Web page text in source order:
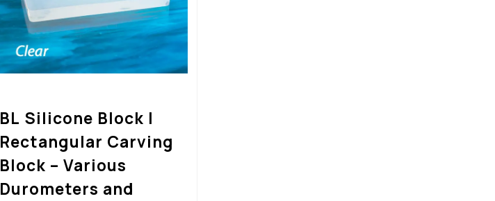
BL Silicone Block |
Rectangular Carving
Block – Various
Durometers and